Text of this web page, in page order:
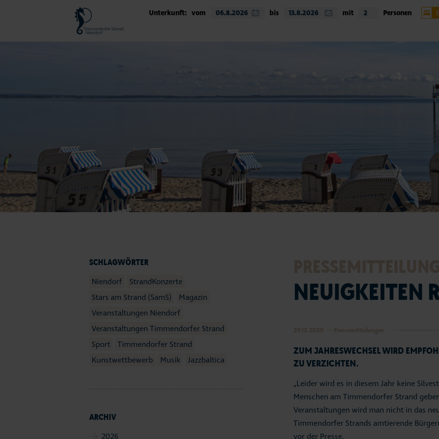
Unterkunft: vom bis mit Personen
SCHLAGWÖRTER
Niendorf
StrandKonzerte
Stars am Strand (SamS)
Magazin
Veranstaltungen Niendorf
Veranstaltungen Timmendorfer Strand
Sport
Timmendorfer Strand
Kunstwettbewerb
Musik Jazzbaltica
ARCHIV
2026
NEUIGKEITEN
ZUM JAHRESWECHSEL WIRD
ZU VERZICHTEN.
„Leider wird es in diesem Jahr keine
Menschen am Timmendorfer Strand
Veranstaltungen wird man nicht in das
Timmendorfer Strands amtierende
vor der Presse.